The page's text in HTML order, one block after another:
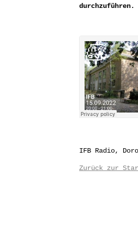
durchzuführen.
IFB Radio,
Zurück zur